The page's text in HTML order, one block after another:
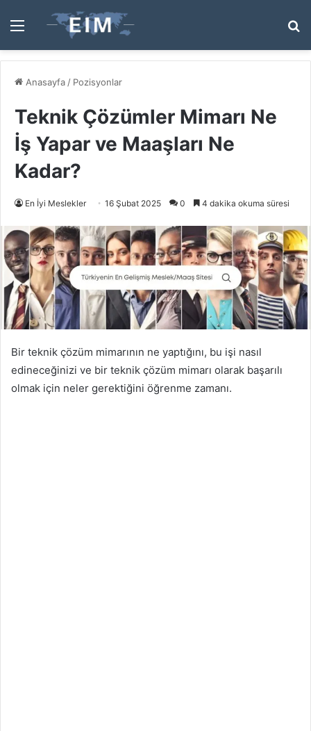
Menü
...
Anasayfa / Pozisyonlar
Teknik Çözümler Mimarı Ne
İş Yapar ve Maaşları Ne
Kadar?
En İyi Meslekler 16 Şubat 2025 0 4 dakika okuma süresi
Bir teknik çözüm mimarının ne yaptığını, bu işi nasıl
edineceğinizi ve bir teknik çözüm mimarı olarak başarılı
olmak için neler gerektiğini öğrenme zamanı.